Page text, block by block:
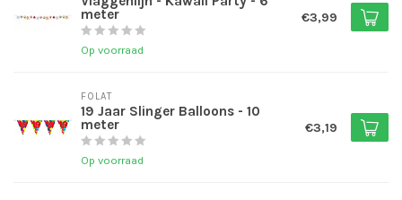
meter
Op voorraad
€3,99
FOLAT
19 Jaar Slinger Balloons - 10
meter
Op voorraad
€3,19